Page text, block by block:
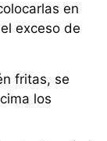
en
exceso de
fritas, se
los